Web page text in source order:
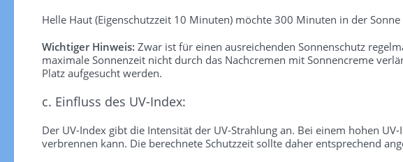
Helle Haut (Eigenschutzzeit 10 Minuten) möchte 300 Minuten in der
Wichtiger Hinweis: Zwar ist für einen ausreichenden Sonnenschutz
maximale Sonnenzeit nicht durch das Nachcremen mit Sonnencreme
Platz aufgesucht werden.
c. Einfluss des UV-Index:
Der UV-Index gibt die Intensität der UV-Strahlung an. Bei einem hohen
verbrennen kann. Die berechnete Schutzzeit sollte daher entsprechend